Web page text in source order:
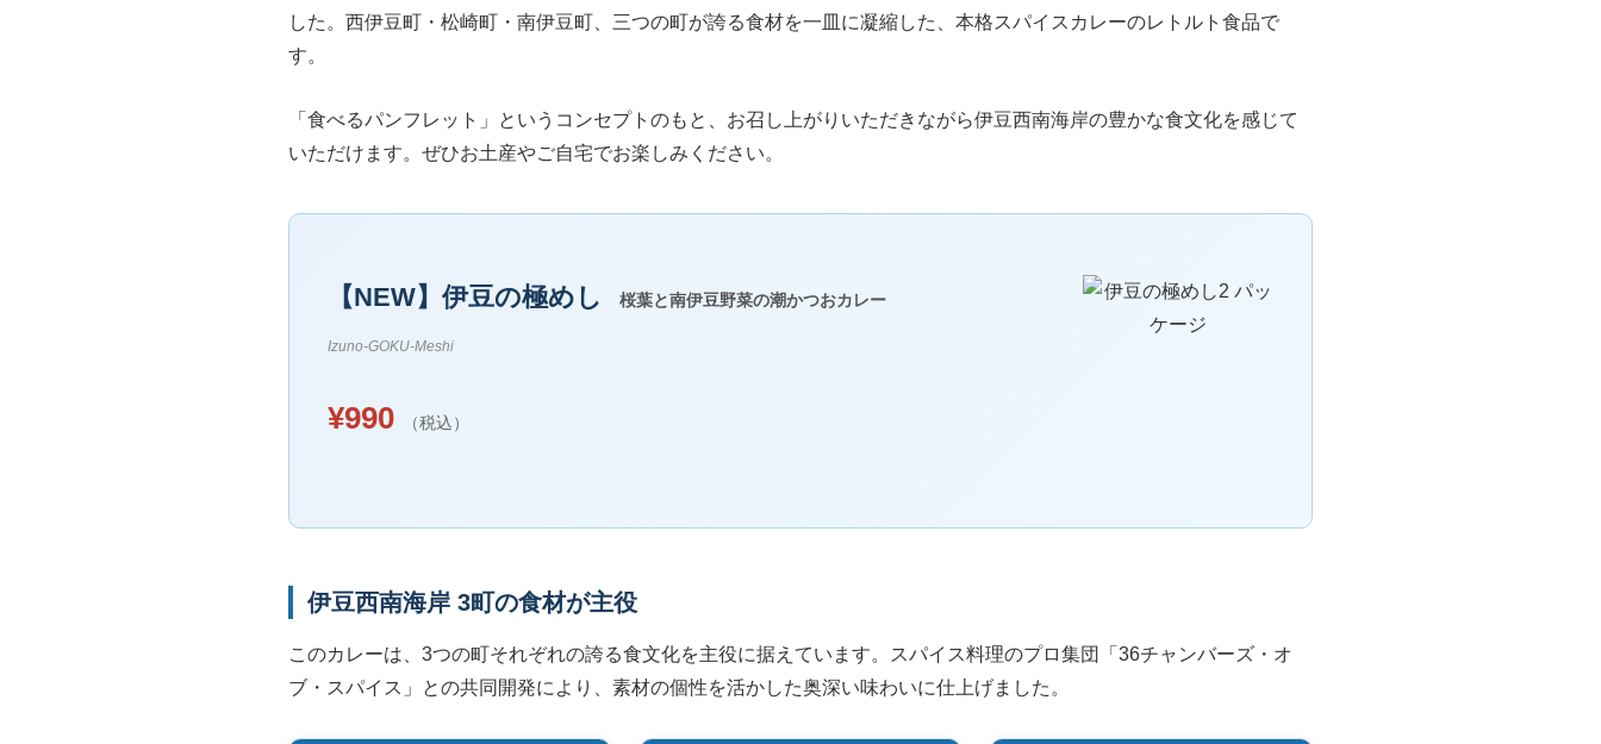
した。西伊豆町・松崎町・南伊豆町、三つの町が誇る食材を一皿に凝縮した、本格スパイスカレーのレトルト食品で
す。
「食べるパンフレット」というコンセプトのもと、お召し上がりいただきながら伊豆西南海岸の豊かな食文化を感じて
いただけます。ぜひお土産やご自宅でお楽しみください。
【NEW】伊豆の極めし 桜葉と南伊豆野菜の潮かつおカレー
Izuno-GOKU-Meshi
¥990 （税込）
伊豆西南海岸 3町の食材が主役
このカレーは、3つの町それぞれの誇る食文化を主役に据えています。スパイス料理のプロ集団「36チャンバーズ・オ
ブ・スパイス」との共同開発により、素材の個性を活かした奥深い味わいに仕上げました。